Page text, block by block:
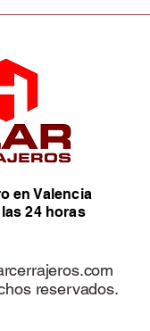
en Valencia
24 horas
reservados.